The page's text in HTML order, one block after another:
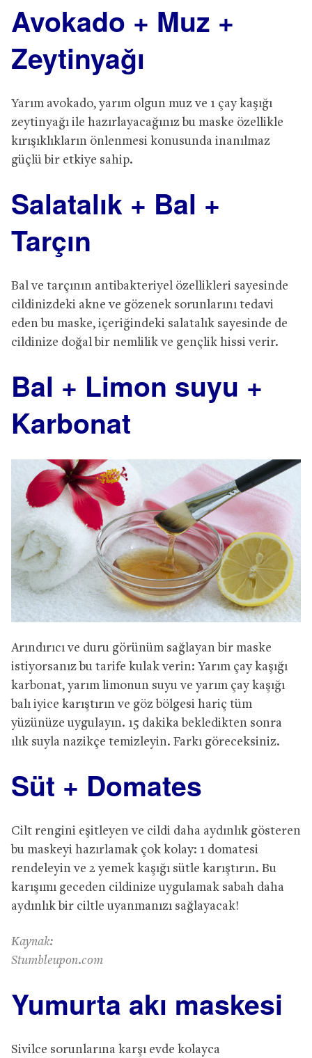
Avokado + Muz +
Zeytinyağı
Yarım avokado, yarım olgun muz ve 1 çay kaşığı
zeytinyağı ile hazırlayacağınız bu maske özellikle
kırışıklıkların önlenmesi konusunda inanılmaz
güçlü bir etkiye sahip.
Salatalık + Bal +
Tarçın
Bal ve tarçının antibakteriyel özellikleri sayesinde
cildinizdeki akne ve gözenek sorunlarını tedavi
eden bu maske, içeriğindeki salatalık sayesinde de
cildinize doğal bir nemlilik ve gençlik hissi verir.
Bal + Limon suyu +
Karbonat
Arındırıcı ve duru görünüm sağlayan bir maske
istiyorsanız bu tarife kulak verin: Yarım çay kaşığı
karbonat, yarım limonun suyu ve yarım çay kaşığı
balı iyice karıştırın ve göz bölgesi hariç tüm
yüzünüze uygulayın. 15 dakika bekledikten sonra
ılık suyla nazikçe temizleyin. Farkı göreceksiniz.
Süt + Domates
Cilt rengini eşitleyen ve cildi daha aydınlık gösteren
bu maskeyi hazırlamak çok kolay: 1 domatesi
rendeleyin ve 2 yemek kaşığı sütle karıştırın. Bu
karışımı geceden cildinize uygulamak sabah daha
aydınlık bir ciltle uyanmanızı sağlayacak!
Kaynak:
Stumbleupon.com
Yumurta akı maskesi
Sivilce sorunlarına karşı evde kolayca